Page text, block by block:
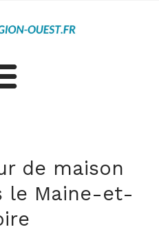
dans le Maine-et-Loire
de maison
le Maine-et-